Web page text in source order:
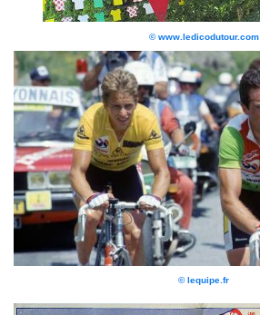
© www.ledicodutour.com
© lequipe.fr